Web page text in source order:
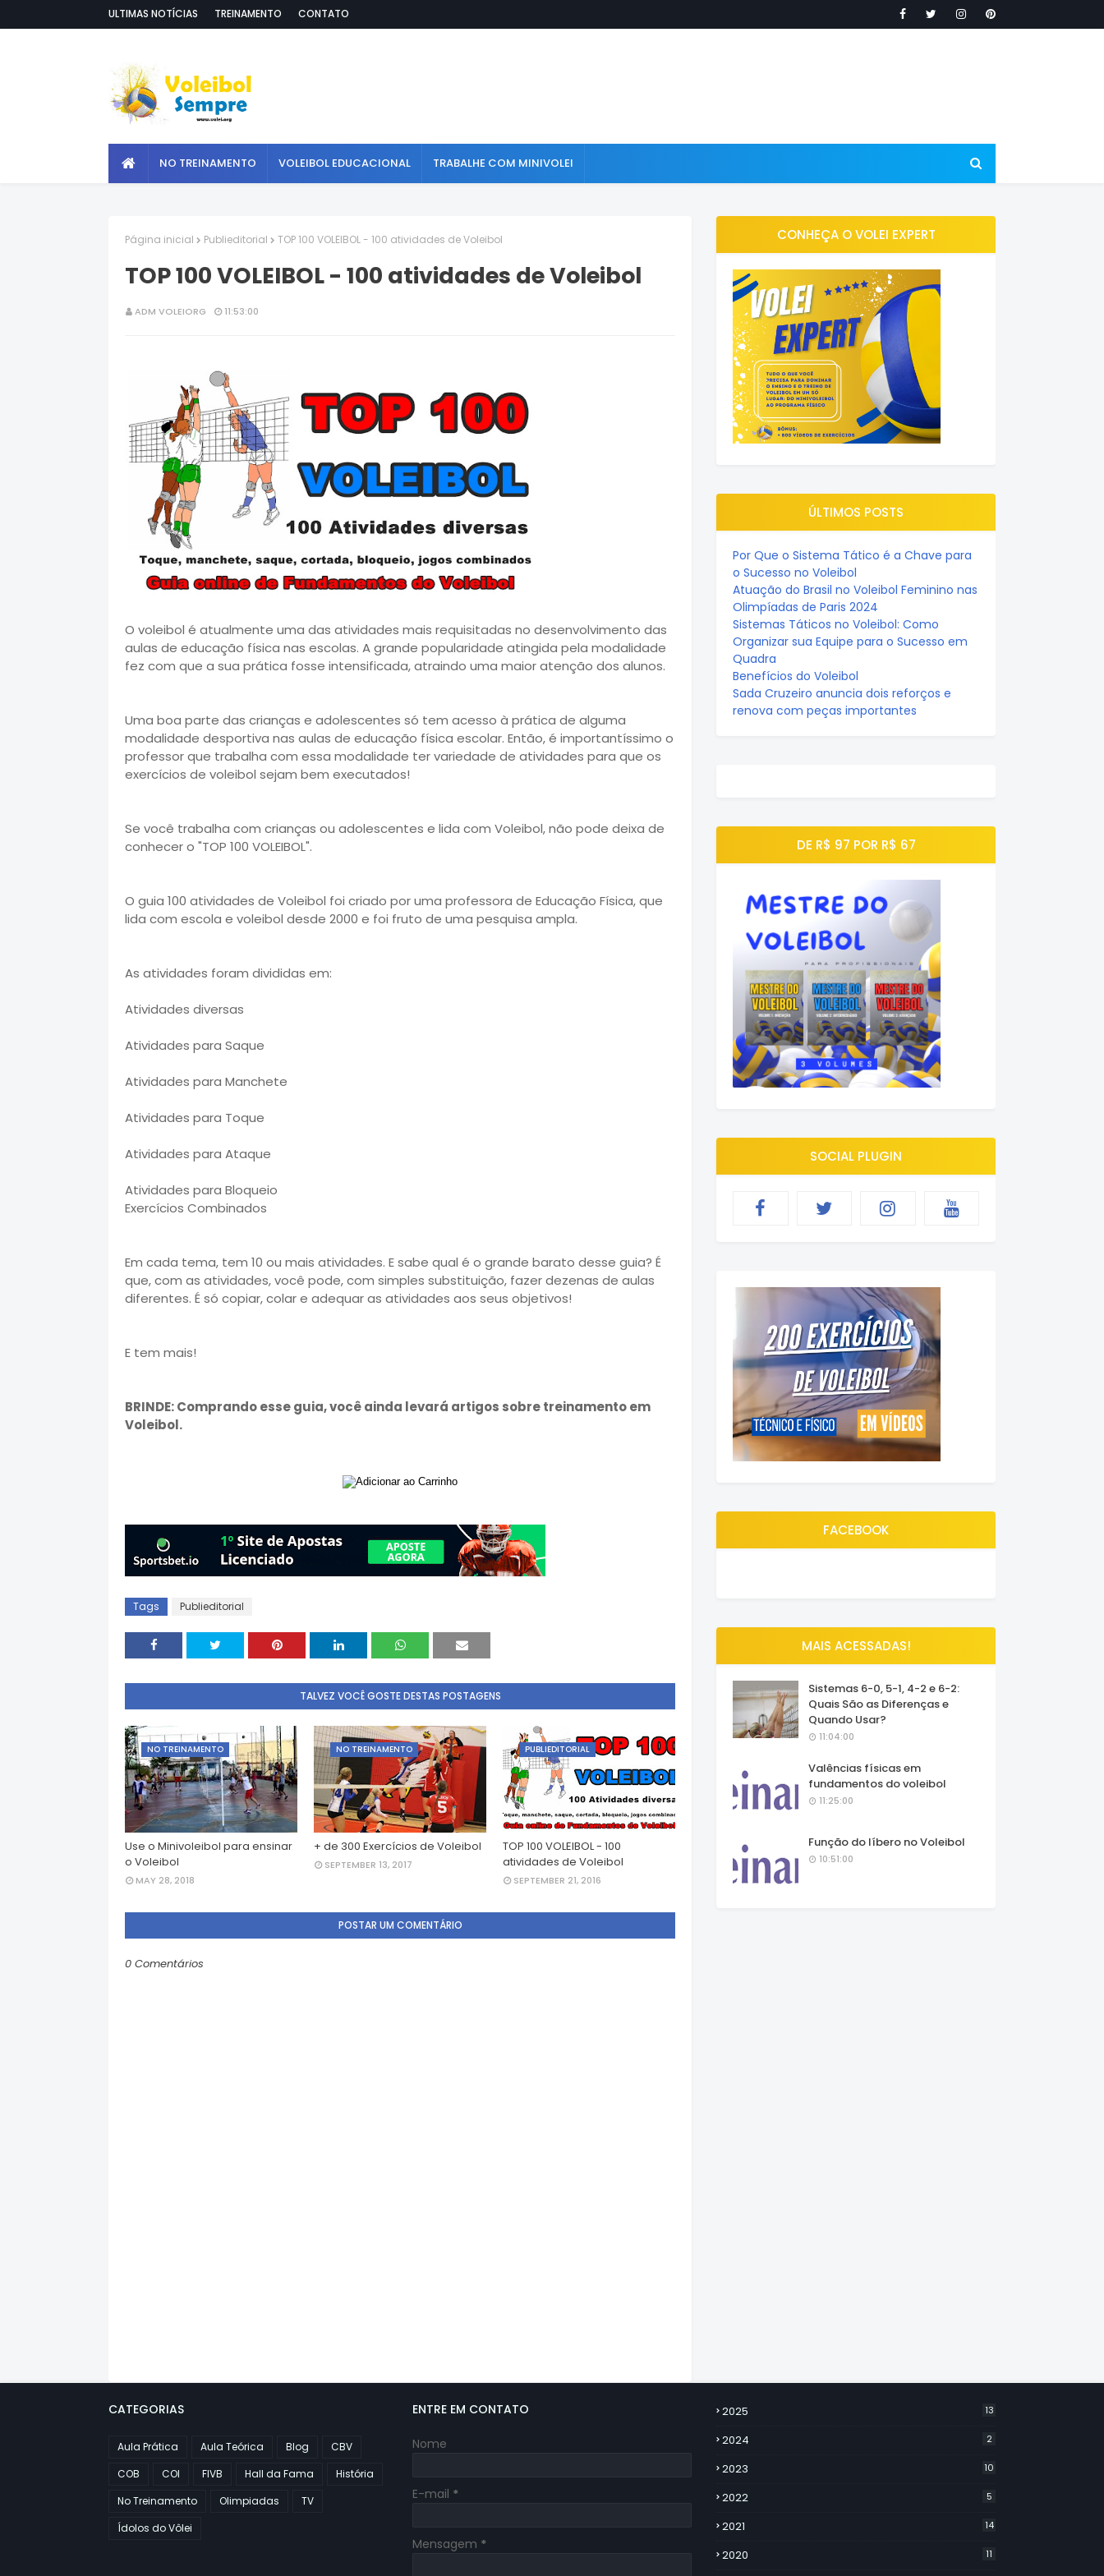
ULTIMAS NOTÍCIAS TREINAMENTO CONTATO
NO TREINAMENTO VOLEIBOL EDUCACIONAL TRABALHE COM MINIVOLEI
Página inicial Publieditorial TOP 100 VOLEIBOL - 100 atividades de Voleibol
TOP 100 VOLEIBOL - 100 atividades de Voleibol
ADM VOLEIORG 11:53:00
O voleibol é atualmente uma das atividades mais requisitadas no desenvolvimento das
aulas de educação física nas escolas. A grande popularidade atingida pela modalidade
fez com que a sua prática fosse intensificada, atraindo uma maior atenção dos alunos.
Uma boa parte das crianças e adolescentes só tem acesso à prática de alguma
modalidade desportiva nas aulas de educação física escolar. Então, é importantíssimo o
professor que trabalha com essa modalidade ter variedade de atividades para que os
exercícios de voleibol sejam bem executados!
Se você trabalha com crianças ou adolescentes e lida com Voleibol, não pode deixa de
conhecer o "TOP 100 VOLEIBOL".
O guia 100 atividades de Voleibol foi criado por uma professora de Educação Física, que
lida com escola e voleibol desde 2000 e foi fruto de uma pesquisa ampla.
As atividades foram divididas em:
Atividades diversas
Atividades para Saque
Atividades para Manchete
Atividades para Toque
Atividades para Ataque
Atividades para Bloqueio
Exercícios Combinados
Em cada tema, tem 10 ou mais atividades. E sabe qual é o grande barato desse guia? É
que, com as atividades, você pode, com simples substituição, fazer dezenas de aulas
diferentes. É só copiar, colar e adequar as atividades aos seus objetivos!
E tem mais!
BRINDE: Comprando esse guia, você ainda levará artigos sobre treinamento em
Voleibol.
Tags Publieditorial
TALVEZ VOCÊ GOSTE DESTAS POSTAGENS
NO TREINAMENTO
Use o Minivoleibol para ensinar
o Voleibol
MAY 28, 2018
NO TREINAMENTO
+ de 300 Exercícios de Voleibol
SEPTEMBER 13, 2017
PUBLIEDITORIAL
TOP 100 VOLEIBOL - 100
atividades de Voleibol
SEPTEMBER 21, 2016
POSTAR UM COMENTÁRIO
0 Comentários
CONHEÇA O VOLEI EXPERT
ÚLTIMOS POSTS
Por Que o Sistema Tático é a Chave para
o Sucesso no Voleibol
Atuação do Brasil no Voleibol Feminino nas
Olimpíadas de Paris 2024
Sistemas Táticos no Voleibol: Como
Organizar sua Equipe para o Sucesso em
Quadra
Benefícios do Voleibol
Sada Cruzeiro anuncia dois reforços e
renova com peças importantes
DE R$ 97 POR R$ 67
SOCIAL PLUGIN
FACEBOOK
MAIS ACESSADAS!
Sistemas 6-0, 5-1, 4-2 e 6-2:
Quais São as Diferenças e
Quando Usar?
11:04:00
Valências físicas em
fundamentos do voleibol
11:25:00
Função do líbero no Voleibol
10:51:00
CATEGORIAS
Aula Prática Aula Teórica Blog
CBV
COB
COI FIVB Hall da Fama
História
No Treinamento
Olimpiadas
TV
Ídolos do Vôlei
ENTRE EM CONTATO
Nome
E-mail *
Mensagem *
2025 13
2024 2
2023 10
2022 5
2021 14
2020 11